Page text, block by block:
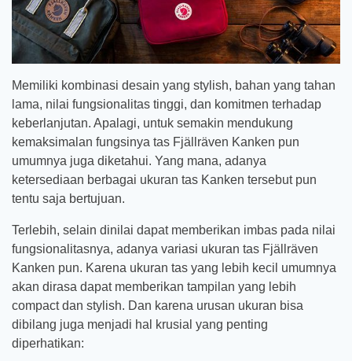
Memiliki kombinasi desain yang stylish, bahan yang tahan
lama, nilai fungsionalitas tinggi, dan komitmen terhadap
keberlanjutan. Apalagi, untuk semakin mendukung
kemaksimalan fungsinya tas Fjällräven Kanken pun
umumnya juga diketahui. Yang mana, adanya
ketersediaan berbagai ukuran tas Kanken tersebut pun
tentu saja bertujuan.
Terlebih, selain dinilai dapat memberikan imbas pada nilai
fungsionalitasnya, adanya variasi ukuran tas Fjällräven
Kanken pun. Karena ukuran tas yang lebih kecil umumnya
akan dirasa dapat memberikan tampilan yang lebih
compact dan stylish. Dan karena urusan ukuran bisa
dibilang juga menjadi hal krusial yang penting
diperhatikan: